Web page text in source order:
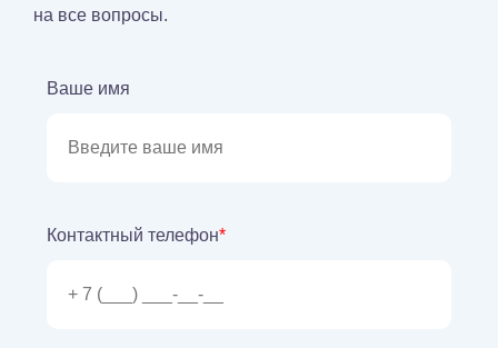
на все вопросы.
Ваше имя
Контактный телефон*